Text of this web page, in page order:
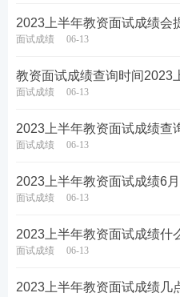
出具;
②普通话水平测试等级证
和语言文字工作机构共同
的测试后获得。
③若学历证明、普通话证
四、等待审批
教师资格认定机构审批的
时间不同，做出是否通过
五、领取证书
2023上半年教资面试成绩会
面试成绩 06-13
教资面试成绩查询时间2023
面试成绩 06-13
2023上半年教资面试成绩查
面试成绩 06-13
2023上半年教资面试成绩6
面试成绩 06-13
2023上半年教资面试成绩什
面试成绩 06-13
2023上半年教资面试成绩几